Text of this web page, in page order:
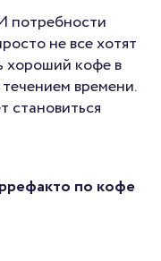
потребности
не все хотят
хороший кофе в
времени.
становиться
по кофе